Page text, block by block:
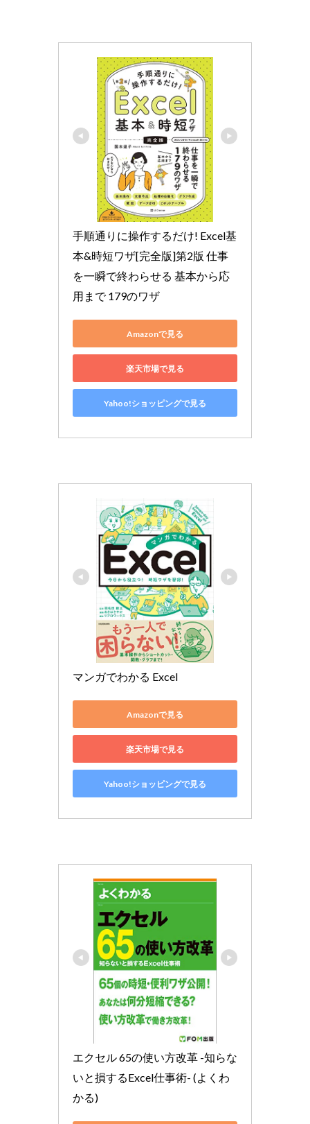
手順通りに操作するだけ! Excel基
本&時短ワザ[完全版]第2版 仕事
を一瞬で終わらせる 基本から応
用まで 179のワザ
Amazonで見る
楽天市場で見る
Yahoo!ショッピングで見る
マンガでわかる Excel
Amazonで見る
楽天市場で見る
Yahoo!ショッピングで見る
エクセル 65の使い方改革 -知らな
いと損するExcel仕事術- (よくわ
かる)